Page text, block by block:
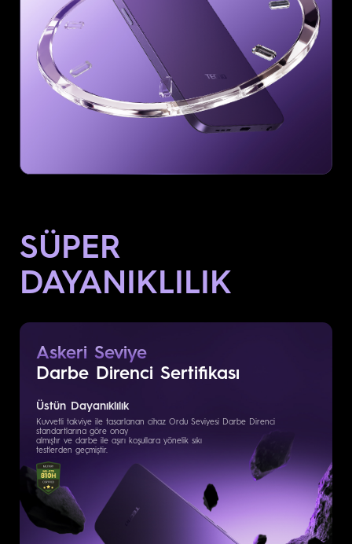
SÜPER
DAYANIKLILIK
Askeri Seviye
Darbe Direnci Sertifikası
Üstün Dayanıklılık
Kuvvetli takviye ile tasarlanan cihaz Ordu Seviyesi Darbe Direnci
standartlarına göre onay
almıştır ve darbe ile aşırı koşullara yönelik sıkı
testlerden geçmiştir.